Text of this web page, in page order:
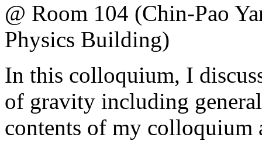
@ Room 104 (Chin-Pao
Physics Building)
In this colloquium, I
of gravity including
contents of my colloquium